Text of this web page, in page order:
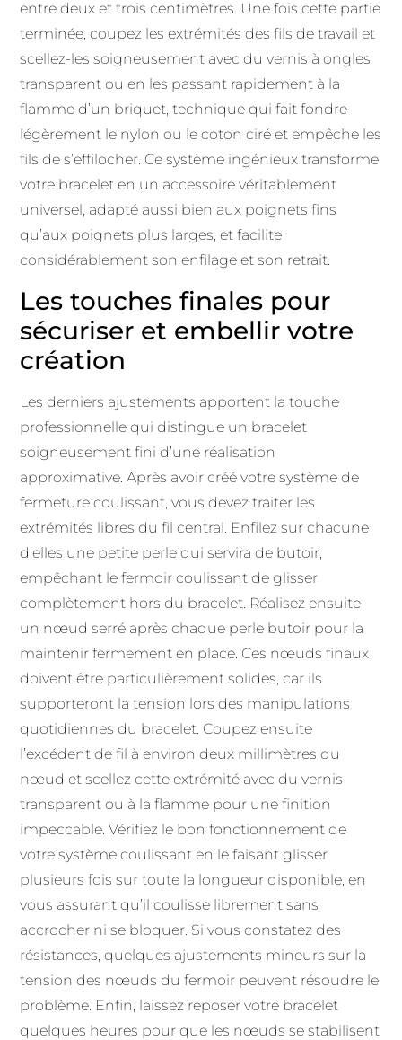
entre deux et trois centimètres. Une fois cette partie
terminée, coupez les extrémités des fils de travail et
scellez-les soigneusement avec du vernis à ongles
transparent ou en les passant rapidement à la
flamme d’un briquet, technique qui fait fondre
légèrement le nylon ou le coton ciré et empêche les
fils de s’effilocher. Ce système ingénieux transforme
votre bracelet en un accessoire véritablement
universel, adapté aussi bien aux poignets fins
qu’aux poignets plus larges, et facilite
considérablement son enfilage et son retrait.
Les touches finales pour
sécuriser et embellir votre
création
Les derniers ajustements apportent la touche
professionnelle qui distingue un bracelet
soigneusement fini d’une réalisation
approximative. Après avoir créé votre système de
fermeture coulissant, vous devez traiter les
extrémités libres du fil central. Enfilez sur chacune
d’elles une petite perle qui servira de butoir,
empêchant le fermoir coulissant de glisser
complètement hors du bracelet. Réalisez ensuite
un nœud serré après chaque perle butoir pour la
maintenir fermement en place. Ces nœuds finaux
doivent être particulièrement solides, car ils
supporteront la tension lors des manipulations
quotidiennes du bracelet. Coupez ensuite
l’excédent de fil à environ deux millimètres du
nœud et scellez cette extrémité avec du vernis
transparent ou à la flamme pour une finition
impeccable. Vérifiez le bon fonctionnement de
votre système coulissant en le faisant glisser
plusieurs fois sur toute la longueur disponible, en
vous assurant qu’il coulisse librement sans
accrocher ni se bloquer. Si vous constatez des
résistances, quelques ajustements mineurs sur la
tension des nœuds du fermoir peuvent résoudre le
problème. Enfin, laissez reposer votre bracelet
quelques heures pour que les nœuds se stabilisent